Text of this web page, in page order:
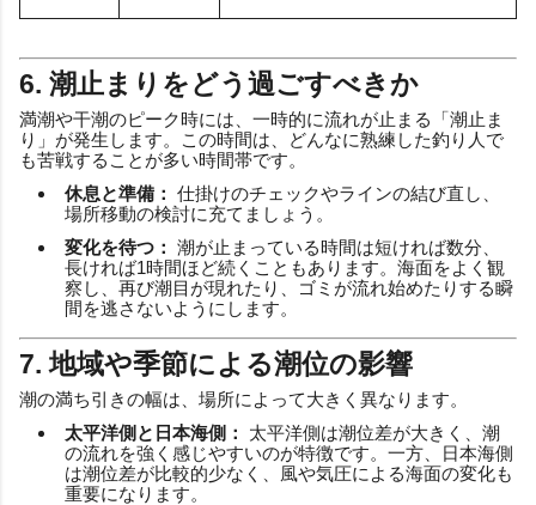
6. 潮止まりをどう過ごすべきか
満潮や干潮のピーク時には、一時的に流れが止まる「潮止ま
り」が発生します。この時間は、どんなに熟練した釣り人で
も苦戦することが多い時間帯です。
休息と準備： 仕掛けのチェックやラインの結び直し、
場所移動の検討に充てましょう。
変化を待つ： 潮が止まっている時間は短ければ数分、
長ければ1時間ほど続くこともあります。海面をよく観
察し、再び潮目が現れたり、ゴミが流れ始めたりする瞬
間を逃さないようにします。
7. 地域や季節による潮位の影響
潮の満ち引きの幅は、場所によって大きく異なります。
太平洋側と日本海側：
太平洋側は潮位差が大きく、潮
の流れを強く感じやすいのが特徴です。一方、日本海側
は潮位差が比較的少なく、風や気圧による海面の変化も
重要になります。